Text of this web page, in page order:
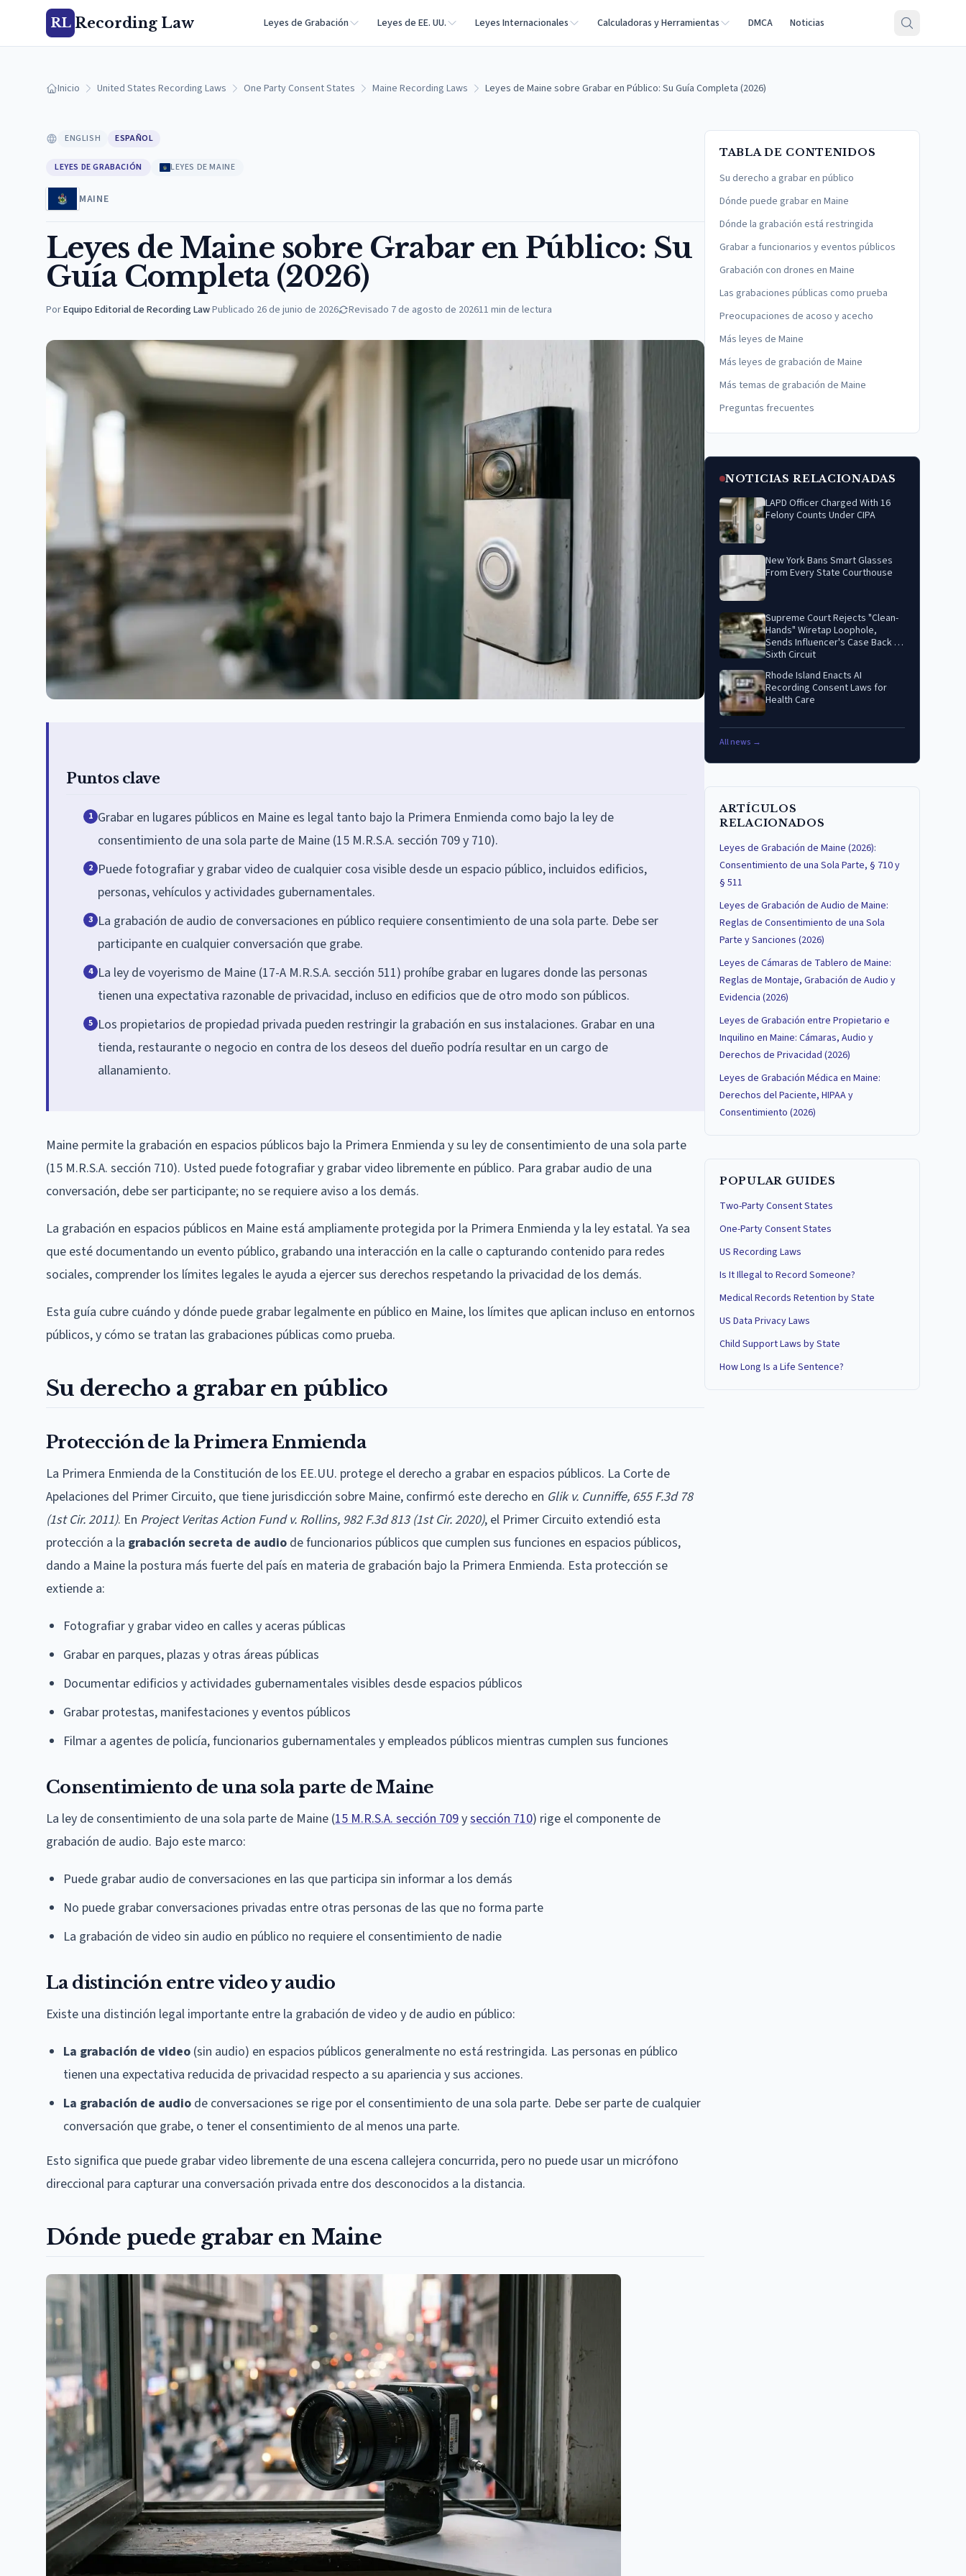
RL Recording Law Leyes de Grabación Leyes de EE. UU. Leyes Internacionales Calculadoras y Herramientas DMCA Noticias
Inicio United States Recording Laws One Party Consent States Maine Recording Laws Leyes de Maine sobre Grabar en Público: Su Guía Completa (2026)
ENGLISH ESPAÑOL
LEYES DE GRABACIÓN LEYES DE MAINE
MAINE
Leyes de Maine sobre Grabar en Público: Su
Guía Completa (2026)
PorEquipo Editorial de Recording Law·Publicado 26 de junio de 2026 Revisado 7 de agosto de 202611 min de lectura
Puntos clave
1 Grabar en lugares públicos en Maine es legal tanto bajo la Primera Enmienda como bajo la ley de
consentimiento de una sola parte de Maine (15 M.R.S.A. sección 709 y 710).
2 Puede fotografiar y grabar video de cualquier cosa visible desde un espacio público, incluidos edificios,
personas, vehículos y actividades gubernamentales.
3 La grabación de audio de conversaciones en público requiere consentimiento de una sola parte. Debe ser
participante en cualquier conversación que grabe.
4 La ley de voyerismo de Maine (17-A M.R.S.A. sección 511) prohíbe grabar en lugares donde las personas
tienen una expectativa razonable de privacidad, incluso en edificios que de otro modo son públicos.
5 Los propietarios de propiedad privada pueden restringir la grabación en sus instalaciones. Grabar en una
tienda, restaurante o negocio en contra de los deseos del dueño podría resultar en un cargo de
allanamiento.
Maine permite la grabación en espacios públicos bajo la Primera Enmienda y su ley de consentimiento de una sola parte
(15 M.R.S.A. sección 710). Usted puede fotografiar y grabar video libremente en público. Para grabar audio de una
conversación, debe ser participante; no se requiere aviso a los demás.
La grabación en espacios públicos en Maine está ampliamente protegida por la Primera Enmienda y la ley estatal. Ya sea
que esté documentando un evento público, grabando una interacción en la calle o capturando contenido para redes
sociales, comprender los límites legales le ayuda a ejercer sus derechos respetando la privacidad de los demás.
Esta guía cubre cuándo y dónde puede grabar legalmente en público en Maine, los límites que aplican incluso en entornos
públicos, y cómo se tratan las grabaciones públicas como prueba.
Su derecho a grabar en público
Protección de la Primera Enmienda
La Primera Enmienda de la Constitución de los EE.UU. protege el derecho a grabar en espacios públicos. La Corte de
Apelaciones del Primer Circuito, que tiene jurisdicción sobre Maine, confirmó este derecho en Glik v. Cunniffe, 655 F.3d 78
(1st Cir. 2011). En Project Veritas Action Fund v. Rollins, 982 F.3d 813 (1st Cir. 2020), el Primer Circuito extendió esta
protección a la grabación secreta de audio de funcionarios públicos que cumplen sus funciones en espacios públicos,
dando a Maine la postura más fuerte del país en materia de grabación bajo la Primera Enmienda. Esta protección se
extiende a:
Fotografiar y grabar video en calles y aceras públicas
Grabar en parques, plazas y otras áreas públicas
Documentar edificios y actividades gubernamentales visibles desde espacios públicos
Grabar protestas, manifestaciones y eventos públicos
Filmar a agentes de policía, funcionarios gubernamentales y empleados públicos mientras cumplen sus funciones
Consentimiento de una sola parte de Maine
La ley de consentimiento de una sola parte de Maine (15 M.R.S.A. sección 709ysección 710) rige el componente de
grabación de audio. Bajo este marco:
Puede grabar audio de conversaciones en las que participa sin informar a los demás
No puede grabar conversaciones privadas entre otras personas de las que no forma parte
La grabación de video sin audio en público no requiere el consentimiento de nadie
La distinción entre video y audio
Existe una distinción legal importante entre la grabación de video y de audio en público:
La grabación de video (sin audio) en espacios públicos generalmente no está restringida. Las personas en público
tienen una expectativa reducida de privacidad respecto a su apariencia y sus acciones.
La grabación de audio de conversaciones se rige por el consentimiento de una sola parte. Debe ser parte de cualquier
conversación que grabe, o tener el consentimiento de al menos una parte.
Esto significa que puede grabar video libremente de una escena callejera concurrida, pero no puede usar un micrófono
direccional para capturar una conversación privada entre dos desconocidos a la distancia.
Dónde puede grabar en Maine
TABLA DE CONTENIDOS
Su derecho a grabar en público
Dónde puede grabar en Maine
Dónde la grabación está restringida
Grabar a funcionarios y eventos públicos
Grabación con drones en Maine
Las grabaciones públicas como prueba
Preocupaciones de acoso y acecho
Más leyes de Maine
Más leyes de grabación de Maine
Más temas de grabación de Maine
Preguntas frecuentes
NOTICIAS RELACIONADAS
LAPD Officer Charged With 16
Felony Counts Under CIPA
New York Bans Smart Glasses
From Every State Courthouse
Supreme Court Rejects "Clean-
Hands" Wiretap Loophole,
Sends Influencer's Case Back to
Sixth Circuit
Rhode Island Enacts AI
Recording Consent Laws for
Health Care
All news →
ARTÍCULOS
RELACIONADOS
Leyes de Grabación de Maine (2026):
Consentimiento de una Sola Parte, § 710 y
§ 511
Leyes de Grabación de Audio de Maine:
Reglas de Consentimiento de una Sola
Parte y Sanciones (2026)
Leyes de Cámaras de Tablero de Maine:
Reglas de Montaje, Grabación de Audio y
Evidencia (2026)
Leyes de Grabación entre Propietario e
Inquilino en Maine: Cámaras, Audio y
Derechos de Privacidad (2026)
Leyes de Grabación Médica en Maine:
Derechos del Paciente, HIPAA y
Consentimiento (2026)
POPULAR GUIDES
Two-Party Consent States
One-Party Consent States
US Recording Laws
Is It Illegal to Record Someone?
Medical Records Retention by State
US Data Privacy Laws
Child Support Laws by State
How Long Is a Life Sentence?